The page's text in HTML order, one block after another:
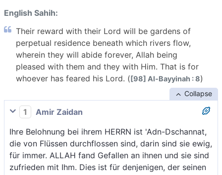
English Sahih:
Their reward with their Lord will be gardens of
perpetual residence beneath which rivers flow,
wherein they will abide forever, Allah being
pleased with them and they with Him. That is for
whoever has feared his Lord. ([98] Al-Bayyinah : 8)
Collapse
1
Amir Zaidan
Ihre Belohnung bei ihrem HERRN ist 'Adn-Dschannat,
die von Flüssen durchflossen sind, darin sind sie ewig,
für immer. ALLAH fand Gefallen an ihnen und sie sind
zufrieden mit Ihm. Dies ist für denjenigen, der seinen